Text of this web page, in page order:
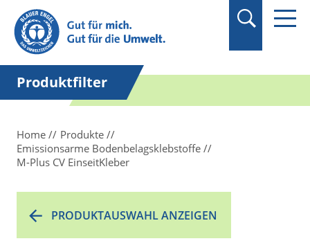
Suchbegriff in
Anführungszeichen
setzen.
Produktfilter
Home
Produkte
Emissionsarme Bodenbelagsklebstoffe
M-Plus CV EinseitKleber
PRODUKTAUSWAHL ANZEIGEN